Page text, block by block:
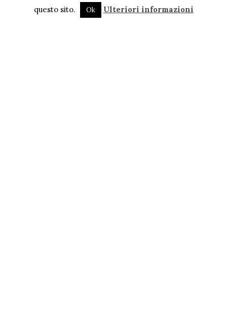
questo sito.
Ok Ulteriori informazioni